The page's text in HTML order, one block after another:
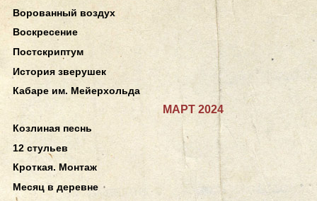
Ворованный воздух
Воскресение
Постскриптум
История зверушек
Кабаре им. Мейерхольда
МАРТ 2024
Козлиная песнь
12 стульев
Кроткая. Монтаж
Месяц в деревне